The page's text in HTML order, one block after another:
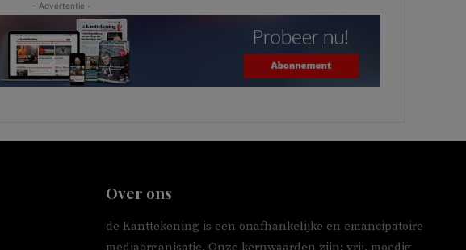
- Advertentie -
Over ons
de Kanttekening is een onafhankelijke en emancipatoire